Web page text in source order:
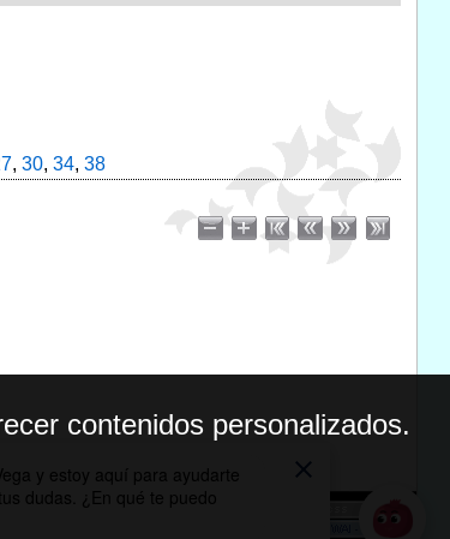
, 30, 34, 38
contenidos personalizados.